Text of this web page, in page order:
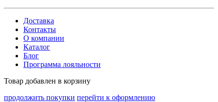
Доставка
Контакты
О компании
Каталог
Блог
Программа лояльности
Товар добавлен в корзину
продолжить покупки перейти к оформлению